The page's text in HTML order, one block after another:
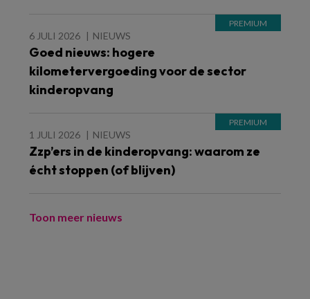
6 JULI 2026 NIEUWS
Goed nieuws: hogere
kilometervergoeding voor de sector
kinderopvang
1 JULI 2026 NIEUWS
Zzp’ers in de kinderopvang: waarom ze
écht stoppen (of blijven)
Toon meer nieuws